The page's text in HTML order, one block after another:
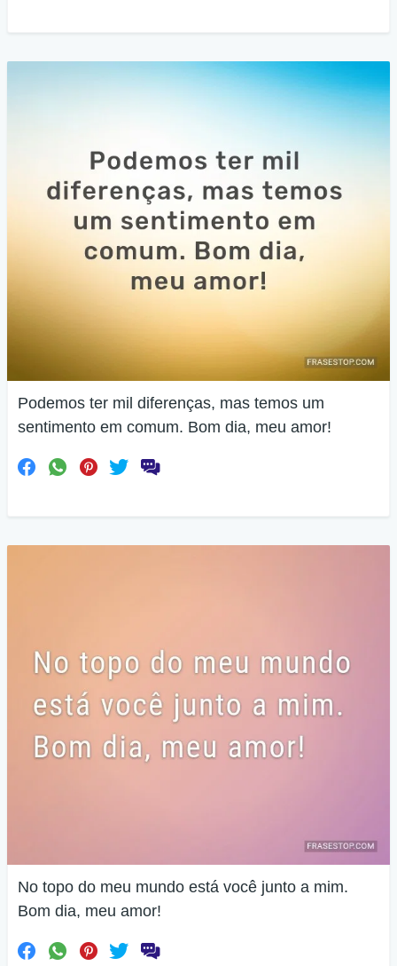
Podemos ter mil diferenças, mas temos um
sentimento em comum. Bom dia, meu amor!
No topo do meu mundo está você junto a mim.
Bom dia, meu amor!